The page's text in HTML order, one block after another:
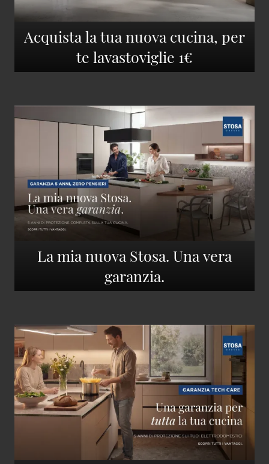
Acquista la tua nuova cucina, per
te lavastoviglie 1€
La mia nuova Stosa. Una vera
garanzia.